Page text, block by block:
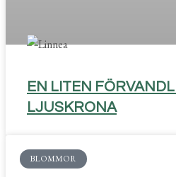
EN LITEN
LJUSKRONA
BLOMMOR